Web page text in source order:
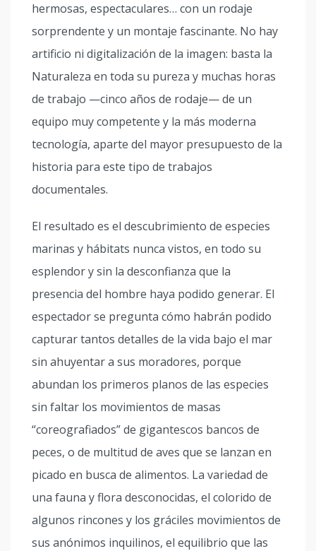
hermosas, espectaculares… con un rodaje
sorprendente y un montaje fascinante. No hay
artificio ni digitalización de la imagen: basta la
Naturaleza en toda su pureza y muchas horas
de trabajo —cinco años de rodaje— de un
equipo muy competente y la más moderna
tecnología, aparte del mayor presupuesto de la
historia para este tipo de trabajos
documentales.
El resultado es el descubrimiento de especies
marinas y hábitats nunca vistos, en todo su
esplendor y sin la desconfianza que la
presencia del hombre haya podido generar. El
espectador se pregunta cómo habrán podido
capturar tantos detalles de la vida bajo el mar
sin ahuyentar a sus moradores, porque
abundan los primeros planos de las especies
sin faltar los movimientos de masas
“coreografiados” de gigantescos bancos de
peces, o de multitud de aves que se lanzan en
picado en busca de alimentos. La variedad de
una fauna y flora desconocidas, el colorido de
algunos rincones y los gráciles movimientos de
sus anónimos inquilinos, el equilibrio que las